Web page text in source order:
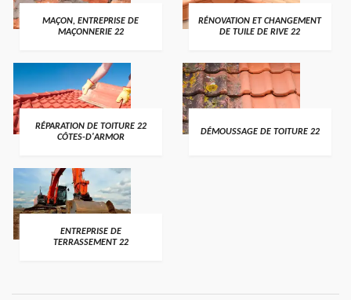
MAÇON, ENTREPRISE DE
MAÇONNERIE 22
RÉNOVATION ET CHANGEMENT
DE TUILE DE RIVE 22
RÉPARATION DE TOITURE 22
CÔTES-D'ARMOR
DÉMOUSSAGE DE TOITURE 22
ENTREPRISE DE
TERRASSEMENT 22